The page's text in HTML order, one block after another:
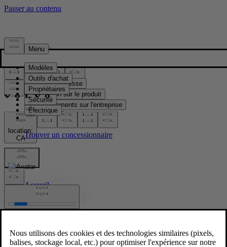
Presse & Médias
Matériel de presse
Information sur le produit
Renseignements sur l'entreprise
Contacts médias
location:
CA
Images
Accueil
/Images